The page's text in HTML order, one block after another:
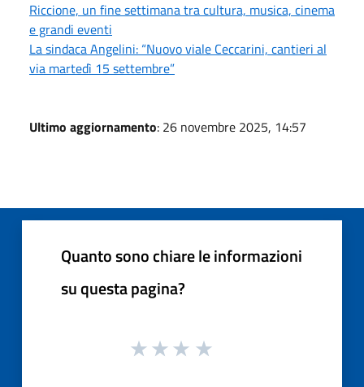
Riccione, un fine settimana tra cultura, musica, cinema
e grandi eventi
La sindaca Angelini: “Nuovo viale Ceccarini, cantieri al
via martedì 15 settembre”
Ultimo aggiornamento: 26 novembre 2025, 14:57
Quanto sono chiare le informazioni
su questa pagina?